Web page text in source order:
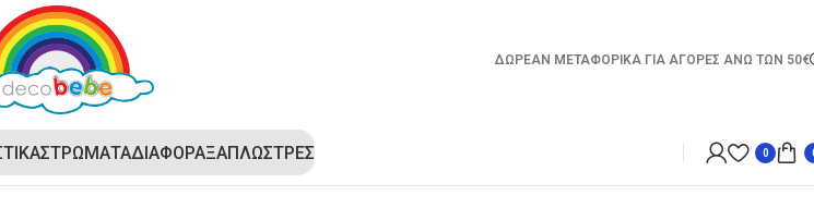
ΔΩΡΕΑΝ ΜΕΤΑΦΟΡΙΚΑ ΓΙΑ ΑΓΟΡΕΣ ΑΝΩ ΤΩΝ 50€
ΣΤΡΩΜΑΤΑΔΙΑΦΟΡΑΞΑΠΛΩΣΤΡΕΣ 0